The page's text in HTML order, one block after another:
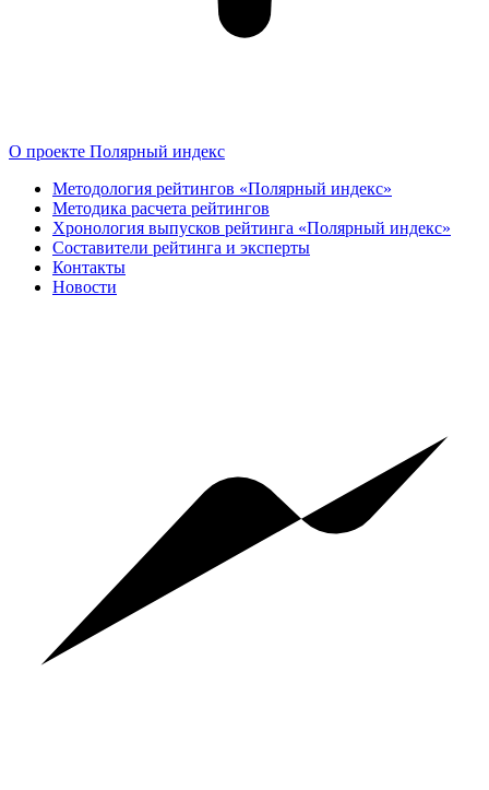
О проекте Полярный индекс
Методология рейтингов «Полярный индекс»
Методика расчета рейтингов
Хронология выпусков рейтинга «Полярный индекс»
Составители рейтинга и эксперты
Контакты
Новости